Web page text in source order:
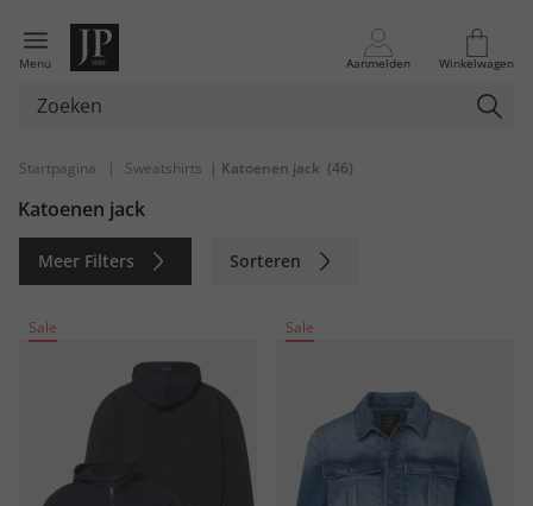
Menu Aanmelden Winkelwagen
Startpagina | Sweatshirts | Katoenen jack (46)
Katoenen jack
Meer Filters Sorteren
Sale Sale